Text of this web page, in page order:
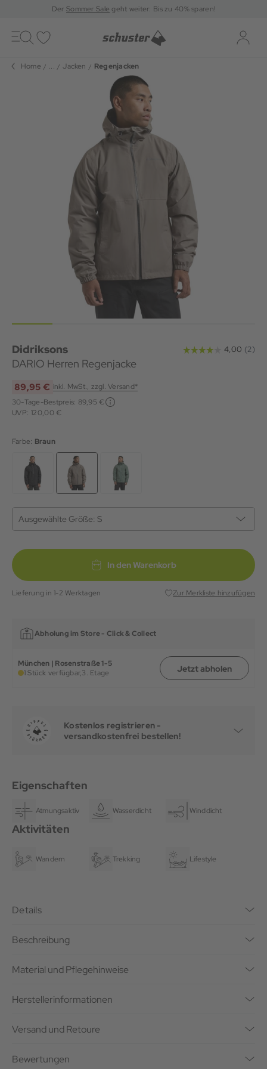
DerSommer Sale geht weiter: Bis zu 40% sparen!
Toggle
navigation
Home ... Jacken Regenjacken
Didriksons
DARIO Herren Regenjacke
89,95 € inkl. MwSt., zzgl. Versand*
30-Tage-Bestpreis: 89,95 €
UVP: 120,00 €
Farbe: Braun
Ausgewählte Größe: S
In den Warenkorb
Lieferung in 1-2 Werktagen Zur Merkliste hinzufügen
Abholung im Store - Click & Collect
München | Rosenstraße 1-5
1 Stück verfügbar,3. Etage Jetzt abholen
Kostenlos registrieren -
versandkostenfrei bestellen!
Eigenschaften
Atmungsaktiv Wasserdicht Winddicht
Aktivitäten
Wandern Trekking Lifestyle
Details
Beschreibung
Material und Pflegehinweise
Herstellerinformationen
Versand und Retoure
Bewertungen